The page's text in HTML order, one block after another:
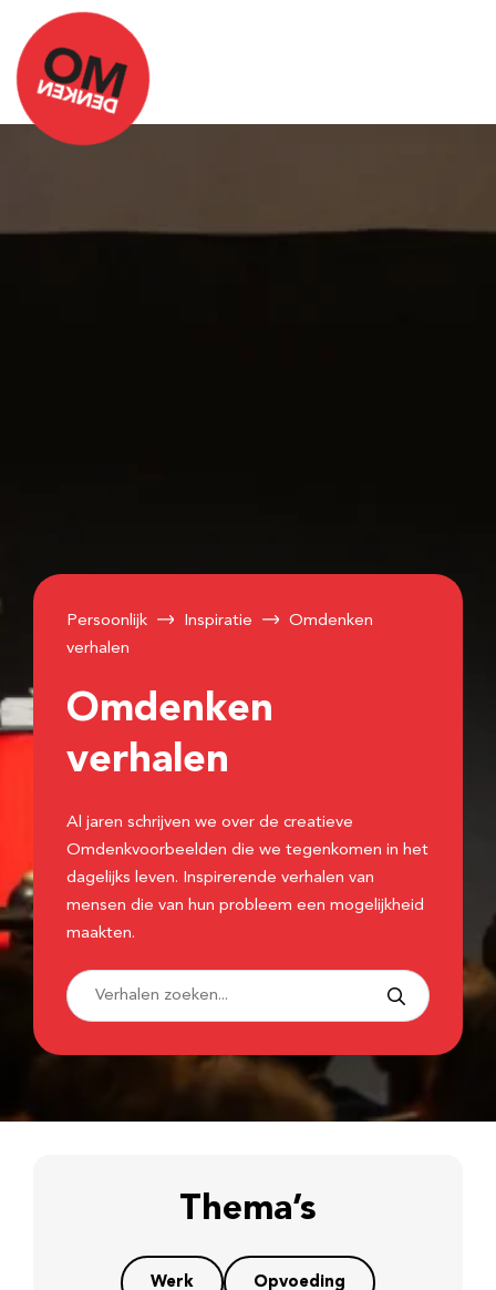
Persoonlijk Inspiratie
Omdenken
verhalen
Omdenken
verhalen
Al jaren schrijven we over de creatieve
Omdenkvoorbeelden die we tegenkomen in het
dagelijks leven. Inspirerende verhalen van
mensen die van hun probleem een mogelijkheid
maakten.
Thema’s
Werk Opvoeding